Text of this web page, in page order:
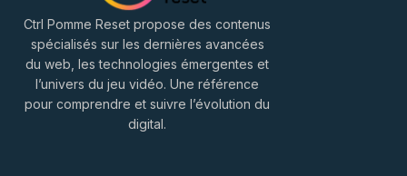
Ctrl Pomme Reset propose des contenus
spécialisés sur les dernières avancées
du web, les technologies émergentes et
l’univers du jeu vidéo. Une référence
pour comprendre et suivre l’évolution du
digital.